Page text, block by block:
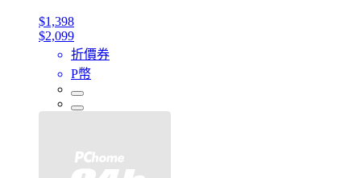
$1,398
$2,099
折價券
P幣